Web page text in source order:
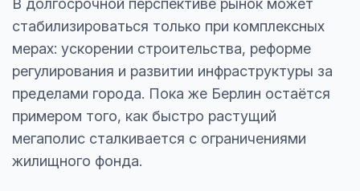
В долгосрочной перспективе рынок может
стабилизироваться только при комплексных
мерах: ускорении строительства, реформе
регулирования и развитии инфраструктуры за
пределами города. Пока же Берлин остаётся
примером того, как быстро растущий
мегаполис сталкивается с ограничениями
жилищного фонда.